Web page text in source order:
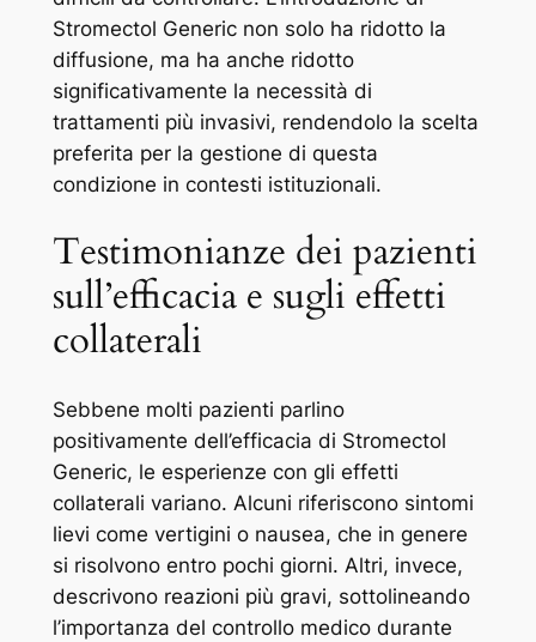
Stromectol Generic non solo ha ridotto la
diffusione, ma ha anche ridotto
significativamente la necessità di
trattamenti più invasivi, rendendolo la scelta
preferita per la gestione di questa
condizione in contesti istituzionali.
Testimonianze dei pazienti
sull’efficacia e sugli effetti
collaterali
Sebbene molti pazienti parlino
positivamente dell’efficacia di Stromectol
Generic, le esperienze con gli effetti
collaterali variano. Alcuni riferiscono sintomi
lievi come vertigini o nausea, che in genere
si risolvono entro pochi giorni. Altri, invece,
descrivono reazioni più gravi, sottolineando
l’importanza del controllo medico durante